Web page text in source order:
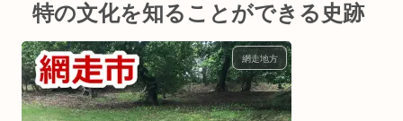
特の文化を知ることができる史跡
網走地方